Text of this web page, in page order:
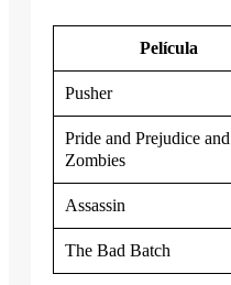
Película
Pusher
Pride and Prejudice and
Zombies
Assassin
The Bad Batch